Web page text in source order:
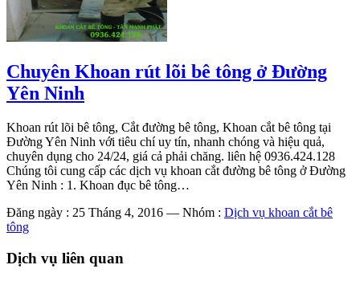
Chuyên Khoan rút lõi bê tông ở Đường
Yên Ninh
Khoan rút lõi bê tông, Cắt đường bê tông, Khoan cắt bê tông tại
Đường Yên Ninh với tiêu chí uy tín, nhanh chóng và hiệu quả,
chuyên dụng cho 24/24, giá cả phải chăng. liên hệ 0936.424.128
Chúng tôi cung cấp các dịch vụ khoan cắt đường bê tông ở Đường
Yên Ninh : 1. Khoan đục bê tông…
Đăng ngày : 25 Tháng 4, 2016 — Nhóm : Dịch vụ khoan cắt bê
tông
Dịch vụ liên quan